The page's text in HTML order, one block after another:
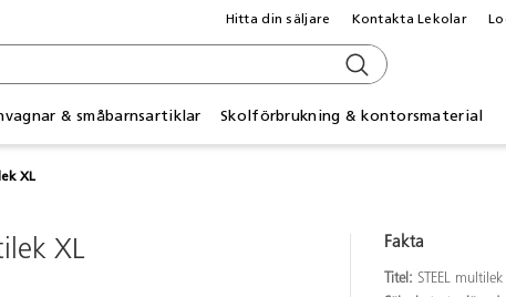
& småbarnsartiklar Skolförbrukning & kontorsmaterial
Hitta din säljare Kontakta Lekolar
XL
XL Fakta
Titel: STEEL multilek